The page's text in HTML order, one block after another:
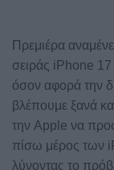
Πρεμιέρα
σειράς iPhone 17
όσον αφορά την
βλέπουμε ξανά
την Apple να
πίσω μέρος των
λύνοντας το